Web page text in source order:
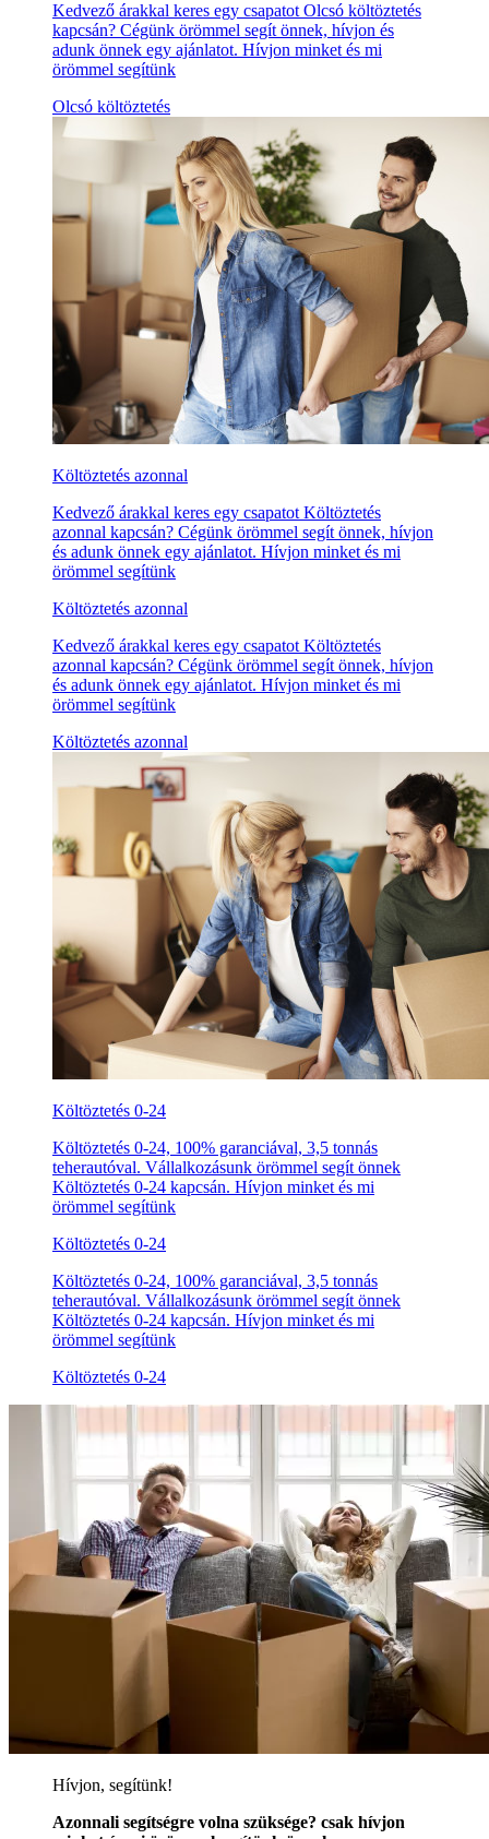
Kedvező árakkal keres egy csapatot Olcsó költöztetés
kapcsán? Cégünk örömmel segít önnek, hívjon és
adunk önnek egy ajánlatot. Hívjon minket és mi
örömmel segítünk
Olcsó költöztetés
Költöztetés azonnal
Kedvező árakkal keres egy csapatot Költöztetés
azonnal kapcsán? Cégünk örömmel segít önnek, hívjon
és adunk önnek egy ajánlatot. Hívjon minket és mi
örömmel segítünk
Költöztetés azonnal
Kedvező árakkal keres egy csapatot Költöztetés
azonnal kapcsán? Cégünk örömmel segít önnek, hívjon
és adunk önnek egy ajánlatot. Hívjon minket és mi
örömmel segítünk
Költöztetés azonnal
Költöztetés 0-24
Költöztetés 0-24, 100% garanciával, 3,5 tonnás
teherautóval. Vállalkozásunk örömmel segít önnek
Költöztetés 0-24 kapcsán. Hívjon minket és mi
örömmel segítünk
Költöztetés 0-24
Költöztetés 0-24, 100% garanciával, 3,5 tonnás
teherautóval. Vállalkozásunk örömmel segít önnek
Költöztetés 0-24 kapcsán. Hívjon minket és mi
örömmel segítünk
Költöztetés 0-24
Hívjon, segítünk!
Azonnali segítségre volna szüksége? csak hívjon